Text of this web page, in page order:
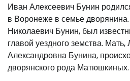
Иван Алексеевич Бунин
в Воронеже в семье
Николаевич Бунин, был
главой уездного земства.
Александровна Бунина,
дворянского рода Матюшкиных.